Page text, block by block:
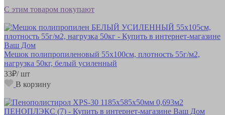
С этим товаром покупают
Мешок полипропиленовый 55х100см, плотность 55г/м2,
нагрузка 50кг, белый усиленный
33₽/ шт
В корзину